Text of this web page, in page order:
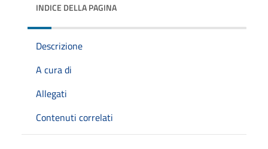
INDICE DELLA PAGINA
Descrizione
A cura di
Allegati
Contenuti correlati